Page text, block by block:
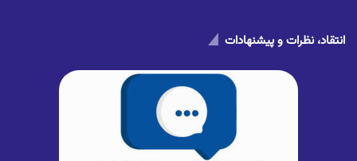
انتقاد، نظرات و پیشنهادات